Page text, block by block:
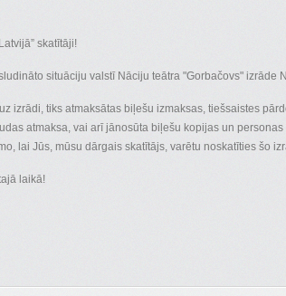
skatītāji!
situāciju valstī Nāciju teātra "Gorbačovs" izrāde
izrādi, tiks atmaksātas biļešu izmaksas, tiešsaistes
atmaksa, vai arī jānosūta biļešu kopijas un personas
lai Jūs, mūsu dārgais skatītājs, varētu noskatīties šo
laikā!